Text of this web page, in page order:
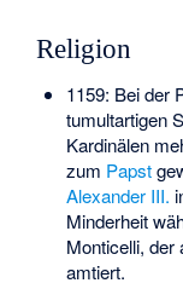
Religion
1159: Bei der
tumultartigen
Kardinälen
zum Papst
Alexander III.
Minderheit
Monticelli, der
amtiert.